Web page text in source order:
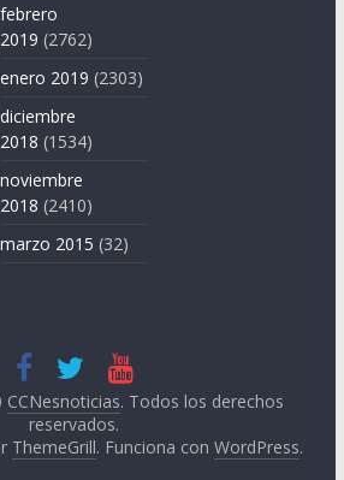
febrero
2019 (2762)
enero 2019 (2303)
diciembre
2018 (1534)
noviembre
2018 (2410)
marzo 2015 (32)
CCNesnoticias. Todos los derechos
reservados.
ThemeGrill. Funciona conWordPress.